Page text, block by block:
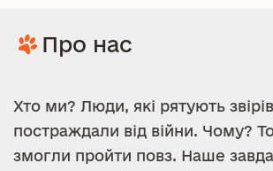
Про нас
Хто ми? Люди, які рятують
постраждали від війни. Чому?
змогли пройти повз. Наше